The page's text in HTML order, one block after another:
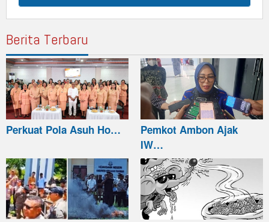
Berita Terbaru
Perkuat Pola Asuh Ho…
Pemkot Ambon Ajak
IW…